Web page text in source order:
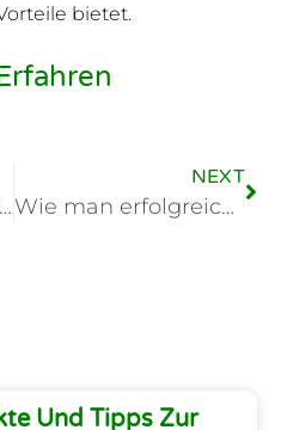
bietet.
Stundenlohn bei Leihfirmen: Ein umfassender Überblick
NEXT
Wie man erfolgreich in eine Zeitarbeitsfirma eintritt
Und Tipps Zur